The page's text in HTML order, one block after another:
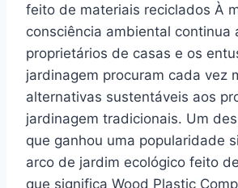
feito de materiais reciclados À
consciência ambiental continua
proprietários de casas e os
jardinagem procuram cada vez
alternativas sustentáveis aos
jardinagem tradicionais. Um
que ganhou uma popularidade
arco de jardim ecológico feito
que significa Wood Plastic